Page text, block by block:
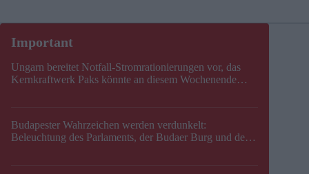
Ungarn bereitet Notfall-Stromrationierungen vor, das
Kernkraftwerk Paks könnte an diesem Wochenende
Budapester Wahrzeichen werden verdunkelt:
Beleuchtung des Parlaments, der Budaer Burg und der